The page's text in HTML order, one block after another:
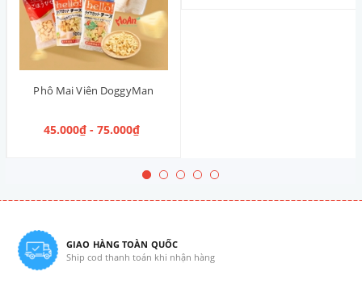
Phô Mai Viên DoggyMan
45.000₫ - 75.000₫
GIAO HÀNG TOÀN QUỐC
Ship cod thanh toán khi nhận hàng